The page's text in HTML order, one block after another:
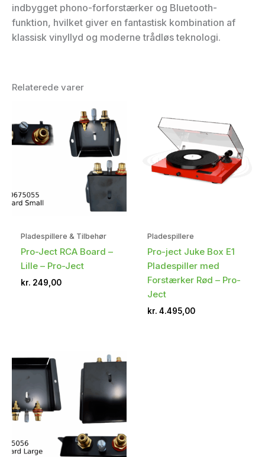
indbygget phono-forforstærker og Bluetooth-
funktion, hvilket giver en fantastisk kombination af
klassisk vinyllyd og moderne trådløs teknologi.
Relaterede varer
Pladespillere & Tilbehør
Pro-Ject RCA Board –
Lille – Pro-Ject
kr. 249,00
Pladespillere
Pro-ject Juke Box E1
Pladespiller med
Forstærker Rød – Pro-
Ject
kr. 4.495,00